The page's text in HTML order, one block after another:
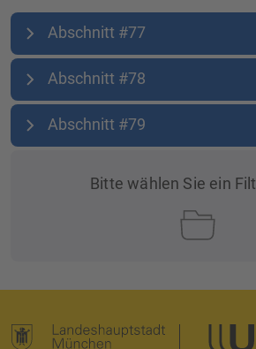
Abschnitt #77
Abschnitt #78
Abschnitt #79
Bitte wählen Sie ein